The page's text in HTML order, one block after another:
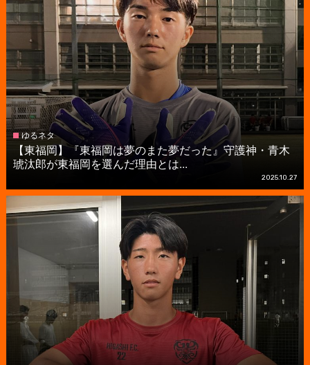
ゆるネタ
【東福岡】『東福岡は夢のまた夢だった』守護神・青木
琥汰郎が東福岡を選んだ理由とは...
2025.10.27